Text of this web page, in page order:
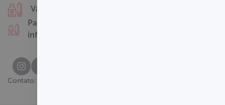
Vacinas
Pacotes
infantis
Contato: